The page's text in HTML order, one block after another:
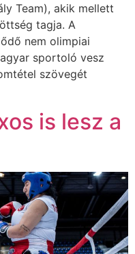
Team), akik mellett
tagja. A
nem olimpiai
sportoló vesz
szövegét
is lesz a